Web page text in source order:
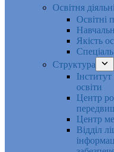
Освітня
Освітні
Якість
Структура
освіти
Центр
Центр
Відділ